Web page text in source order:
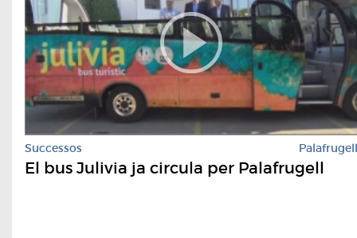
Successos Palafrugell
El bus Julivia ja circula per Palafrugell